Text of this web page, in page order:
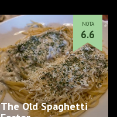
The Old Spaghetti
NOTA
6.6